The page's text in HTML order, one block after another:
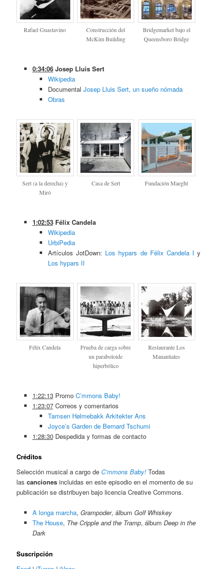
Rafael Guastavino
Construcción del
McKim Building
Bridgemarket bajo el
Queensboro Bridge
0:34:06Josep Lluis Sert
Wikipedia
DocumentalJosep Lluis Sert, un sueño nómada
Obras
Sert (a la derecha) y
Miró
Casa de Sert Fundación Maeght
1:02:53Félix Candela
Wikipedia
UrbiPedia
Artículos JotDown: Los hypars de Félix Candela I y
Los hypars II
Félix Candela
Prueba de carga sobre
un paraboloide
hiperbólico
Restaurante Los
Manantiales
1:22:13Promo C’mmons Baby!
1:23:07Correos y comentarios
Tamsen Hølmebakk Arkitekter Ans
Joyce’s Garden de Bernard Tschumi
1:28:30Despedida y formas de contacto
Créditos
Selección musical a cargo deC’mmons Baby! Todas
lascanciones incluidas en este episodio en el momento de su
publicación se distribuyen bajo licencia Creative Commons.
A longa marcha, Grampoder, álbum Golf Whiskey
The House, The Cripple and the Tramp, álbum Deep in the
Dark
Suscripción